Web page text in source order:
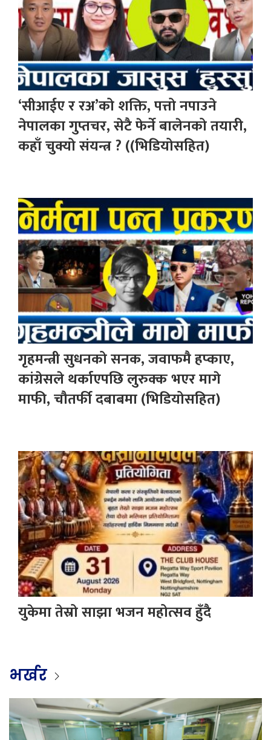
‘सीआईए र रअ’को शक्ति, पत्तो नपाउने
नेपालका गुप्तचर, सेटै फेर्ने बालेनको तयारी,
कहाँ चुक्यो संयन्त्र ? ((भिडियोसहित)
गृहमन्त्री सुधनको सनक, जवाफमै हप्काए,
कांग्रेसले थर्काएपछि लुरुक्क भएर मागे
माफी, चौतर्फी दबाबमा (भिडियोसहित)
युकेमा तेस्रो साझा भजन महोत्सव हुँदै
भर्खर